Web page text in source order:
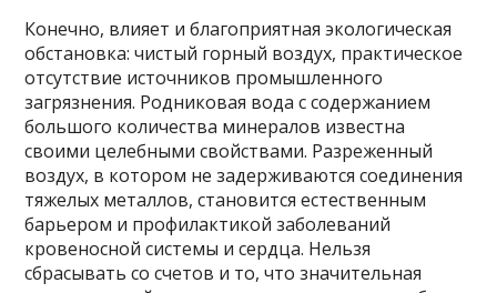
Конечно, влияет и благоприятная экологическая
обстановка: чистый горный воздух, практическое
отсутствие источников промышленного
загрязнения. Родниковая вода с содержанием
большого количества минералов известна
своими целебными свойствами. Разреженный
воздух, в котором не задерживаются соединения
тяжелых металлов, становится естественным
барьером и профилактикой заболеваний
кровеносной системы и сердца. Нельзя
сбрасывать со счетов и то, что значительная